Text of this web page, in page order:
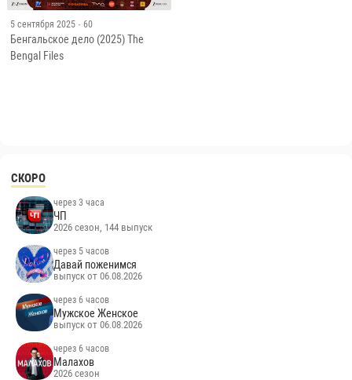
5 сентября 2025 · 60
Бенгальское дело (2025) The
Bengal Files
СКОРО
через 3 часа
ЧП
2026 сезон, 144 выпуск
через 5 часов
Давай поженимся
выпуск от 06.08.2026
через 6 часов
Мужское Женское
выпуск от 06.08.2026
через 6 часов
Малахов
2026 сезон